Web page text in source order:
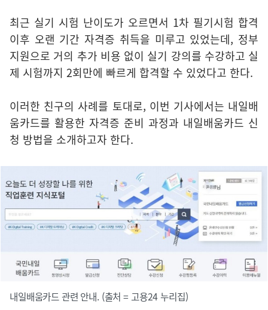
최근 실기 시험 난이도가 오르면서 1차 필기시험 합격
이후 오랜 기간 자격증 취득을 미루고 있었는데, 정부
지원으로 거의 추가 비용 없이 실기 강의를 수강하고 실
제 시험까지 2회만에 빠르게 합격할 수 있었다고 한다.
이러한 친구의 사례를 토대로, 이번 기사에서는 내일배
움카드를 활용한 자격증 준비 과정과 내일배움카드 신
청 방법을 소개하고자 한다.
내일배움카드 관련 안내. (출처 = 고용24 누리집)